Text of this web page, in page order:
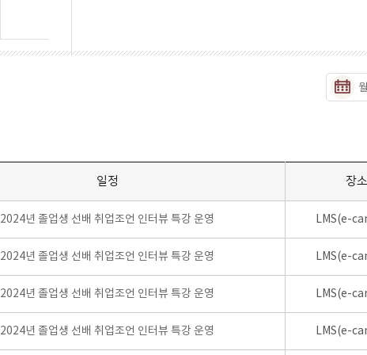
일정 장소
2024년 졸업생 선배 취업조언 인터뷰 특강 운영 LMS(e-
2024년 졸업생 선배 취업조언 인터뷰 특강 운영 LMS(e-
2024년 졸업생 선배 취업조언 인터뷰 특강 운영 LMS(e-
2024년 졸업생 선배 취업조언 인터뷰 특강 운영 LMS(e-